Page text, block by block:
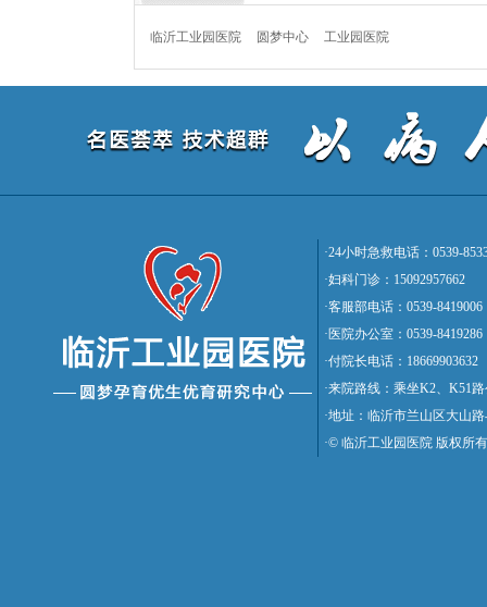
临沂工业园医院 圆梦中心 工业园医院
·24小时急救电话：0539-
·妇科门诊：15092957662
·客服部电话：0539-8419006
·医院办公室：0539-8419286
·付院长电话：18669903632
·来院路线：乘坐K2、K51
·地址：临沂市兰山区大山
·© 临沂工业园医院 版权所